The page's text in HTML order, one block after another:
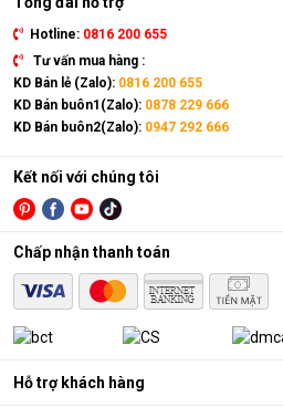
Hotline: 0816 200 655
Tư vấn mua hàng :
KD Bán lẻ (Zalo): 0816 200 655
KD Bán buôn1(Zalo): 0878 229 666
KD Bán buôn2(Zalo): 0947 292 666
Hỗ trợ khách hàng
Kết nối với chúng tôi
Chấp nhận thanh toán